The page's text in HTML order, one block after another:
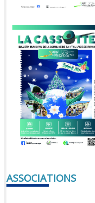
ASSOCIATIONS